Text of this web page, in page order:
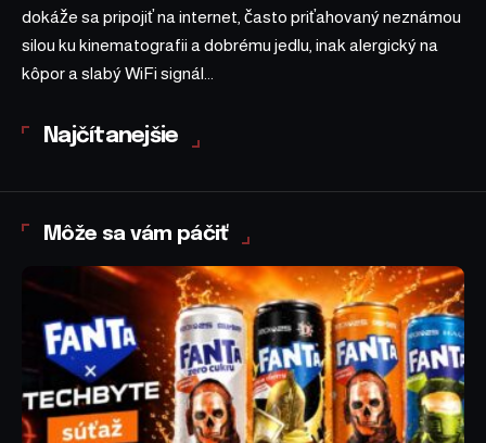
dokáže sa pripojiť na internet, často priťahovaný neznámou
silou ku kinematografii a dobrému jedlu, inak alergický na
kôpor a slabý WiFi signál...
Najčítanejšie
Môže sa vám páčiť